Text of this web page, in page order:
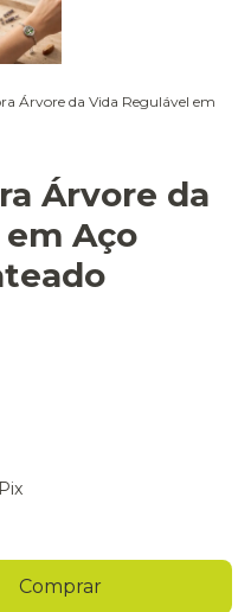
Árvore da Vida Regulável em
Árvore da
Aço